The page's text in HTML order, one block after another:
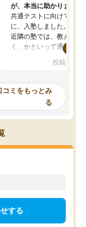
が、本当に助かりました
共通テストに向けての追
に、入塾しました。田舎
近隣の塾では、教えても
く、かといって通うには
可能なので本当に助か
らないところをピンポイ
頂いて、とてもわかり
していました。一生を
スト、多少お金がかかっ
投稿日：
コミをもっとみ
る
する